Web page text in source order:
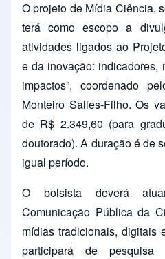
O projeto de Mídia Ciência,
terá como escopo a
atividades ligados ao
e da inovação: indicadores,
impactos”, coordenado
Monteiro Salles-Filho. Os
de R$ 2.349,60 (para
doutorado). A duração é de
igual período.
O bolsista deverá
Comunicação Pública da
mídias tradicionais, digitais
participará de pesquisa